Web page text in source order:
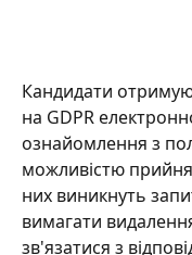
Кандидати
на GDPR
ознайомлення з
можливістю
них виникнуть
вимагати
зв'язатися з